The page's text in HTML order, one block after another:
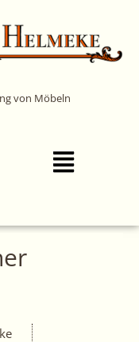
von Möbeln
Main
Menu